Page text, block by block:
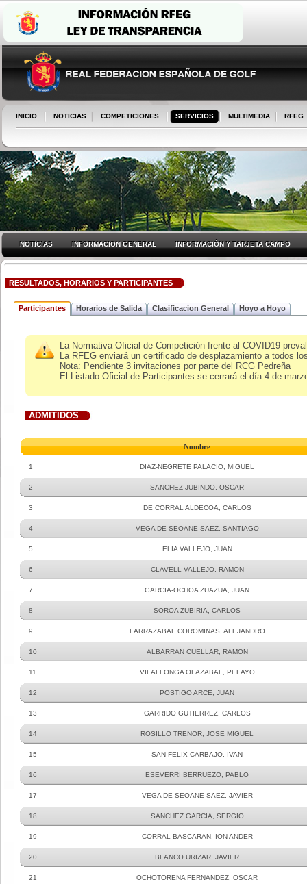
INICIO NOTICIAS COMPETICIONES SERVICIOS MULTIMEDIA RFEG
NOTICIAS INFORMACION GENERAL INFORMACIÓN Y TARJETA CAMPO
RESULTADOS, HORARIOS Y PARTICIPANTES
Participantes Horarios de Salida Clasificacion General Hoyo a Hoyo
La Normativa Oficial de Competición frente al COVID19
La RFEG enviará un certificado de desplazamiento a todos
Nota: Pendiente 3 invitaciones por parte del RCG Pedreña
El Listado Oficial de Participantes se cerrará el día 4 de
ADMITIDOS
Nombre
1 DIAZ-NEGRETE PALACIO, MIGUEL
2 SANCHEZ JUBINDO, OSCAR
3 DE CORRAL ALDECOA, CARLOS
4 VEGA DE SEOANE SAEZ, SANTIAGO
5 ELIA VALLEJO, JUAN
6 CLAVELL VALLEJO, RAMON
7 GARCIA-OCHOA ZUAZUA, JUAN
8 SOROA ZUBIRIA, CARLOS
9 LARRAZABAL COROMINAS, ALEJANDRO
10 ALBARRAN CUELLAR, RAMON
11 VILALLONGA OLAZABAL, PELAYO
12 POSTIGO ARCE, JUAN
13 GARRIDO GUTIERREZ, CARLOS
14 ROSILLO TRENOR, JOSE MIGUEL
15 SAN FELIX CARBAJO, IVAN
16 ESEVERRI BERRUEZO, PABLO
17 VEGA DE SEOANE SAEZ, JAVIER
18 SANCHEZ GARCIA, SERGIO
19 CORRAL BASCARAN, ION ANDER
20 BLANCO URIZAR, JAVIER
21 OCHOTORENA FERNANDEZ, OSCAR